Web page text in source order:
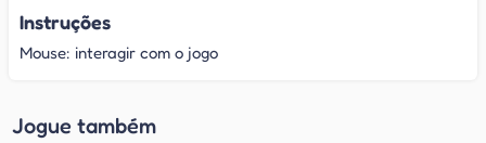
Instruções
Mouse: interagir com o jogo
Jogue também